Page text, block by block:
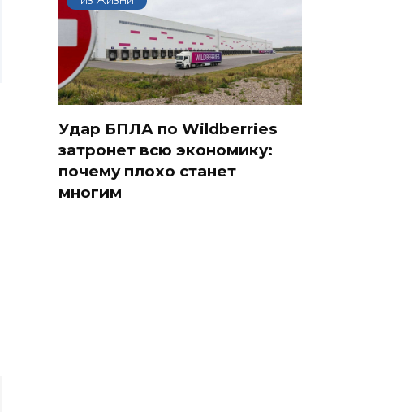
Удар БПЛА по Wildberries
затронет всю экономику:
почему плохо станет
многим